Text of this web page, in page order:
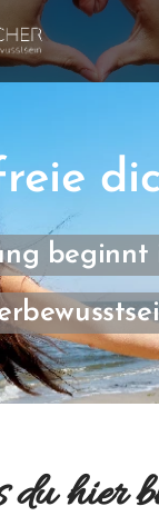
beginnt
du hier